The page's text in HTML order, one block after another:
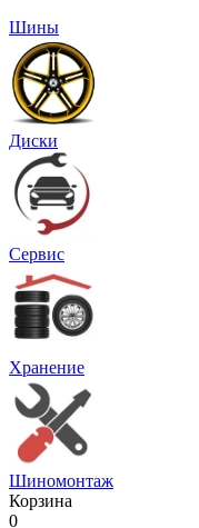
Шины
Диски
Сервис
Хранение
Шиномонтаж
Корзина
0